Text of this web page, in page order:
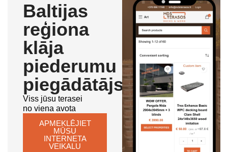
Baltijas
reģiona
klāja
piederumu
piegādātājs
Viss jūsu terasei
no viena avota
APMEKLĒJIET
MŪSU
INTERNETA
VEIKALU